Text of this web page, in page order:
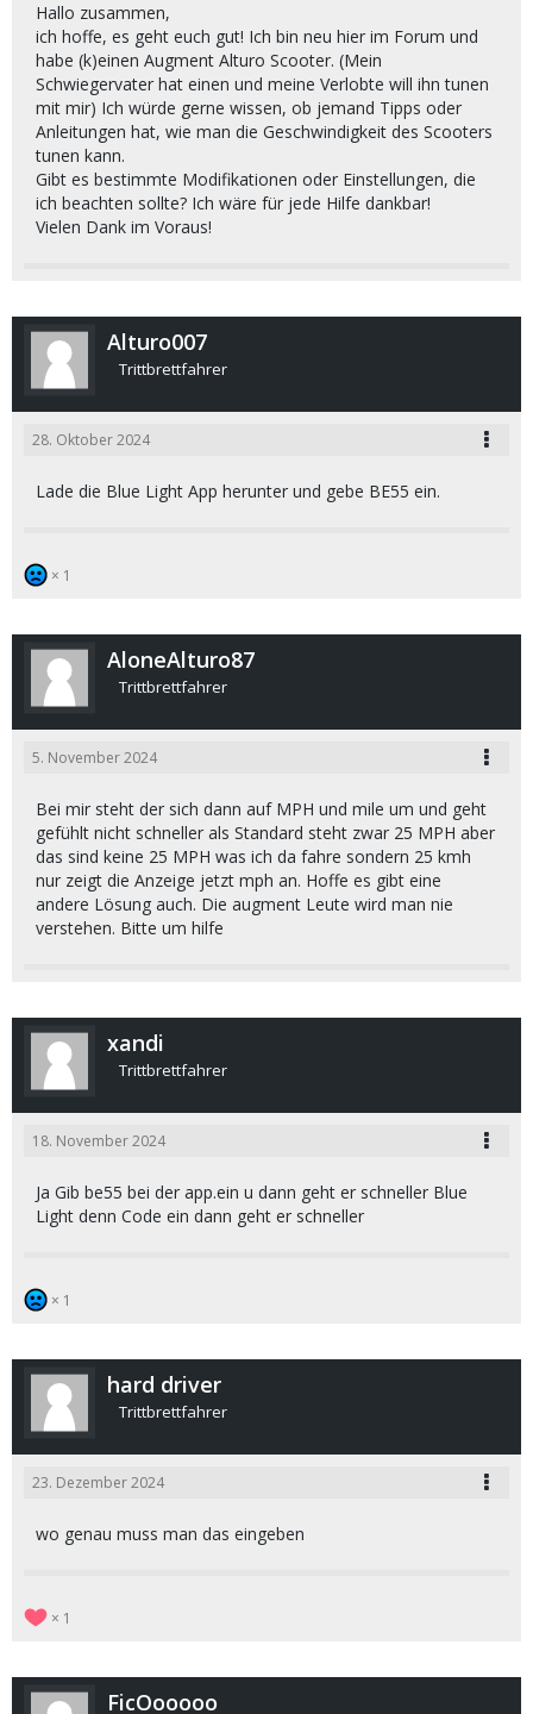
Hallo zusammen,
ich hoffe, es geht euch gut! Ich bin neu hier im Forum und
habe (k)einen Augment Alturo Scooter. (Mein
Schwiegervater hat einen und meine Verlobte will ihn tunen
mit mir) Ich würde gerne wissen, ob jemand Tipps oder
Anleitungen hat, wie man die Geschwindigkeit des Scooters
tunen kann.
Gibt es bestimmte Modifikationen oder Einstellungen, die
ich beachten sollte? Ich wäre für jede Hilfe dankbar!
Vielen Dank im Voraus!
Alturo007
Trittbrettfahrer
28. Oktober 2024
Lade die Blue Light App herunter und gebe BE55 ein.
1
AloneAlturo87
Trittbrettfahrer
5. November 2024
Bei mir steht der sich dann auf MPH und mile um und geht
gefühlt nicht schneller als Standard steht zwar 25 MPH aber
das sind keine 25 MPH was ich da fahre sondern 25 kmh
nur zeigt die Anzeige jetzt mph an. Hoffe es gibt eine
andere Lösung auch. Die augment Leute wird man nie
verstehen. Bitte um hilfe
xandi
Trittbrettfahrer
18. November 2024
Ja Gib be55 bei der app.ein u dann geht er schneller Blue
Light denn Code ein dann geht er schneller
1
hard driver
Trittbrettfahrer
23. Dezember 2024
wo genau muss man das eingeben
1
FicOooooo